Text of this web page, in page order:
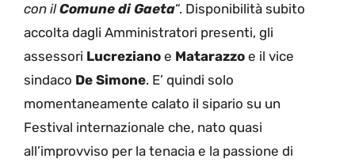
con ilComune di Gaeta“. Disponibilità subito
accolta dagli Amministratori presenti, gli
assessori Lucreziano e Matarazzo e il vice
sindaco De Simone. E’ quindi solo
momentaneamente calato il sipario su un
Festival internazionale che, nato quasi
all’improvviso per la tenacia e la passione di